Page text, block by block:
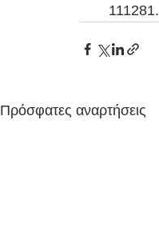
111281.
Πρόσφατες αναρτήσεις